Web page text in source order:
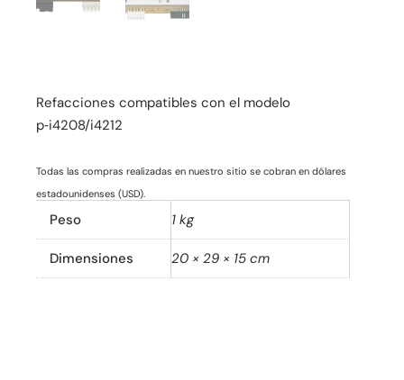
Refacciones compatibles con el modelo
p‑i4208/i4212
Todas las compras realizadas en nuestro sitio se cobran en dólares
estadounidenses (USD).
Peso 1 kg
Dimensiones 20 × 29 × 15 cm